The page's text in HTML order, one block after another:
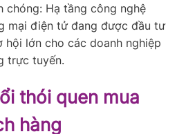
chóng: Hạ tầng công nghệ
mại điện tử đang được đầu tư
hội lớn cho các doanh nghiệp
trực tuyến.
thói quen mua
hàng